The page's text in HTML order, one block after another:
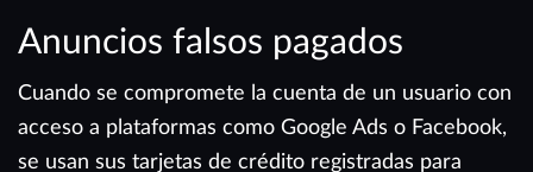
Anuncios falsos pagados
Cuando se compromete la cuenta de un usuario con
acceso a plataformas como Google Ads o Facebook,
se usan sus tarjetas de crédito registradas para